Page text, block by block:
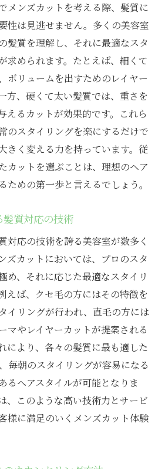
メンズカットを考える際、髪質に
性は見逃せません。多くの美容室
髪質を理解し、それに最適なスタ
求められます。たとえば、細くて
ボリュームを出すためのレイヤー
方、硬くて太い髪質では、重さを
えるカットが効果的です。これら
のスタイリングを楽にするだけで
きく変える力を持っています。従
カットを選ぶことは、理想のヘア
ための第一歩と言えるでしょう。
質対応の技術
対応の技術を誇る美容室が数多く
ズカットにおいては、プロのスタ
め、それに応じた最適なスタイリ
えば、クセ毛の方にはその特徴を
イリングが行われ、直毛の方には
マやレイヤーカットが提案される
により、各々の髪質に最も適した
毎朝のスタイリングが容易になる
るヘアスタイルが可能となりま
、このような高い技術力とサービ
様に満足のいくメンズカット体験